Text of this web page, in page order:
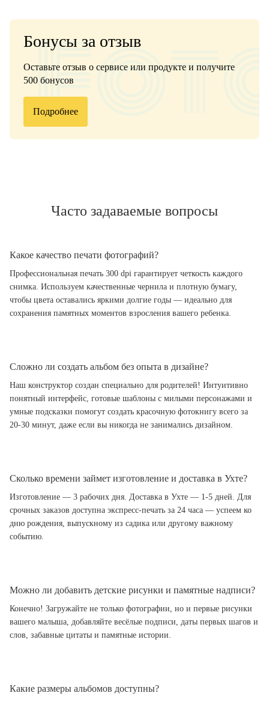
Бонусы за отзыв
Оставьте отзыв о сервисе или продукте и получите
500 бонусов
Подробнее
Часто задаваемые вопросы
Какое качество печати фотографий?
Профессиональная печать 300 dpi гарантирует четкость каждого
снимка. Используем качественные чернила и плотную бумагу,
чтобы цвета оставались яркими долгие годы — идеально для
сохранения памятных моментов взросления вашего ребенка.
Сложно ли создать альбом без опыта в дизайне?
Наш конструктор создан специально для родителей! Интуитивно
понятный интерфейс, готовые шаблоны с милыми персонажами и
умные подсказки помогут создать красочную фотокнигу всего за
20-30 минут, даже если вы никогда не занимались дизайном.
Сколько времени займет изготовление и доставка в Ухте?
Изготовление — 3 рабочих дня. Доставка в Ухте — 1-5 дней. Для
срочных заказов доступна экспресс-печать за 24 часа — успеем ко
дню рождения, выпускному из садика или другому важному
событию.
Можно ли добавить детские рисунки и памятные надписи?
Конечно! Загружайте не только фотографии, но и первые рисунки
вашего малыша, добавляйте весёлые подписи, даты первых шагов и
слов, забавные цитаты и памятные истории.
Какие размеры альбомов доступны?